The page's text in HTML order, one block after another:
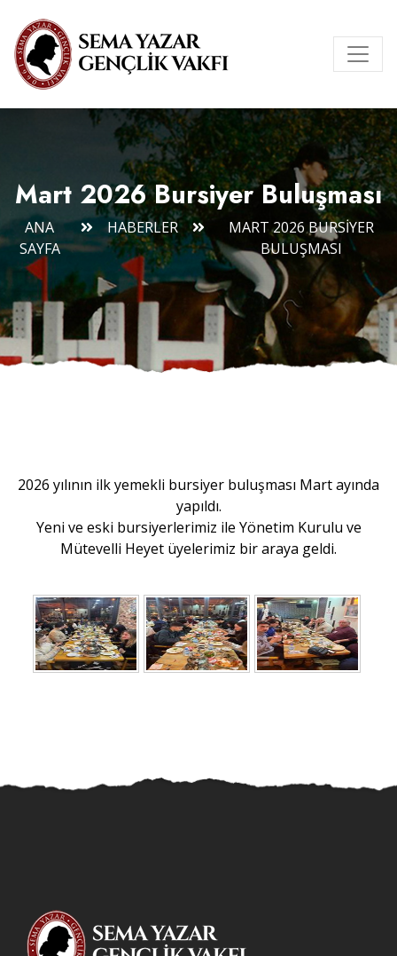
Mart 2026 Bursiyer Buluşması
ANA
SAYFA
HABERLER
MART 2026 BURSIYER
BULUŞMASI
2026 yılının ilk yemekli bursiyer buluşması Mart ayında
yapıldı.
Yeni ve eski bursiyerlerimiz ile Yönetim Kurulu ve
Mütevelli Heyet üyelerimiz bir araya geldi.